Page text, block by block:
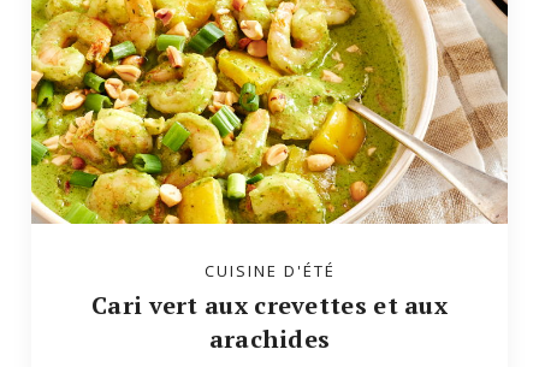
CUISINE D'ÉTÉ
Cari vert aux crevettes et aux
arachides